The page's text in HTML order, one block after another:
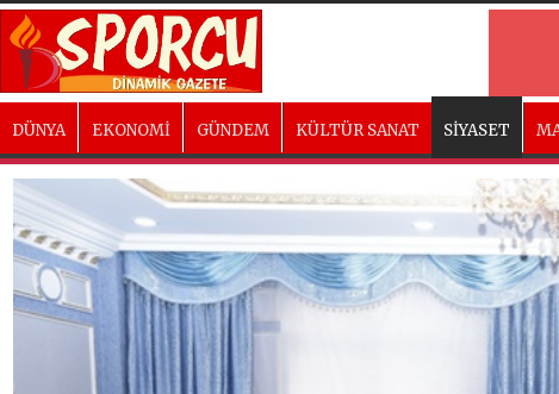
DÜNYA EKONOMİ GÜNDEM KÜLTÜR SANAT SİYASET